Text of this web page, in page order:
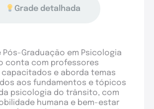
Grade detalhada
Pós-Graduação em Psicologia
conta com professores
e aborda temas
aos fundamentos e tópicos
psicologia do trânsito, com
humana e bem-estar